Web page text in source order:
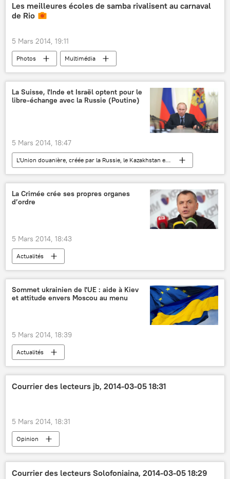
Les meilleures écoles de samba rivalisent au carnaval
de Rio
5 Mars 2014, 19:11
Photos Multimédia
La Suisse, l'Inde et Israël optent pour le
libre-échange avec la Russie (Poutine)
5 Mars 2014, 18:47
L'Union douanière, créée par la Russie, le Kazakhstan et la Biélorussie
économie
Actualités
La Crimée crée ses propres organes
d’ordre
5 Mars 2014, 18:43
Actualités
Sommet ukrainien de l'UE : aide à Kiev
et attitude envers Moscou au menu
5 Mars 2014, 18:39
Actualités
Courrier des lecteurs jb, 2014-03-05 18:31
5 Mars 2014, 18:31
Opinion
Courrier des lecteurs Solofoniaina, 2014-03-05 18:29